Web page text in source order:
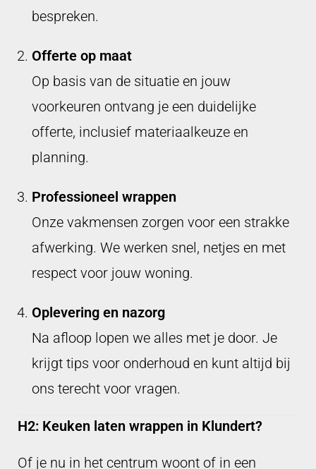
bespreken.
Offerte op maat
Op basis van de situatie en jouw
voorkeuren ontvang je een duidelijke
offerte, inclusief materiaalkeuze en
planning.
Professioneel wrappen
Onze vakmensen zorgen voor een strakke
afwerking. We werken snel, netjes en met
respect voor jouw woning.
Oplevering en nazorg
Na afloop lopen we alles met je door. Je
krijgt tips voor onderhoud en kunt altijd bij
ons terecht voor vragen.
H2: Keuken laten wrappen in Klundert?
Of je nu in het centrum woont of in een